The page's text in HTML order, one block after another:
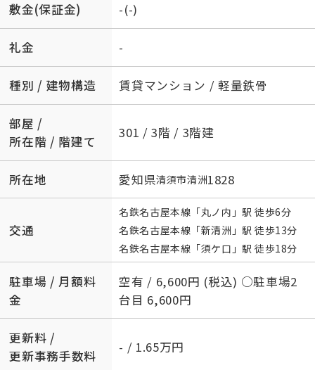
敷金(保証金) -(-)
礼金 -
種別 / 建物構造 賃貸マンション / 軽量鉄骨
部屋 /
所在階 / 階建て
301 / 3階 / 3階建
所在地 愛知県清須市清洲1828
交通
名鉄名古屋本線 「丸ノ内 」駅 徒歩6分
名鉄名古屋本線 「新清洲 」駅 徒歩13分
名鉄名古屋本線 「須ケ口 」駅 徒歩18分
駐車場 / 月額料
金
空有 / 6,600円 (税込) ○駐車場2
台目 6,600円
更新料 /
更新事務手数料
- / 1.65万円